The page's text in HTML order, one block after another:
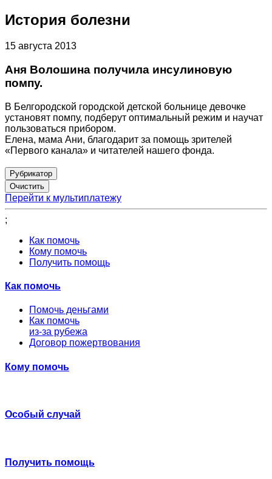
История болезни
15 августа 2013
Аня Волошина получила инсулиновую
помпу.
В Белгородской городской детской больнице девочке
установят помпу, подберут оптимальный режим и научат
пользоваться прибором.
Елена, мама Ани, благодарит за помощь зрителей
«Первого канала» и читателей нашего фонда.
Рубрикатор
Перейти к мультиплатежу
;
Как помочь
Кому помочь
Получить помощь
Как помочь
Помочь деньгами
Как помочь
из-за рубежа
Договор пожертвования
Кому помочь
Особый случай
Получить помощь